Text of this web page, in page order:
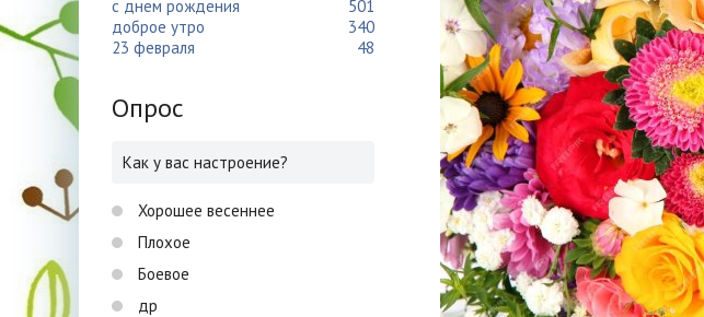
с днем рождения
501
доброе утро
340
23 февраля
48
Опрос
Как у вас настроение?
Хорошее весеннее
Плохое
Боевое
др